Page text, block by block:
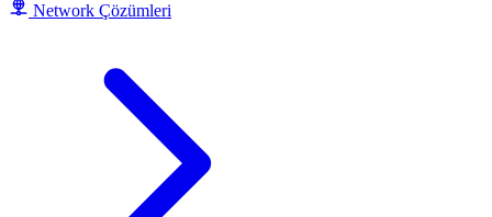
Network Çözümleri